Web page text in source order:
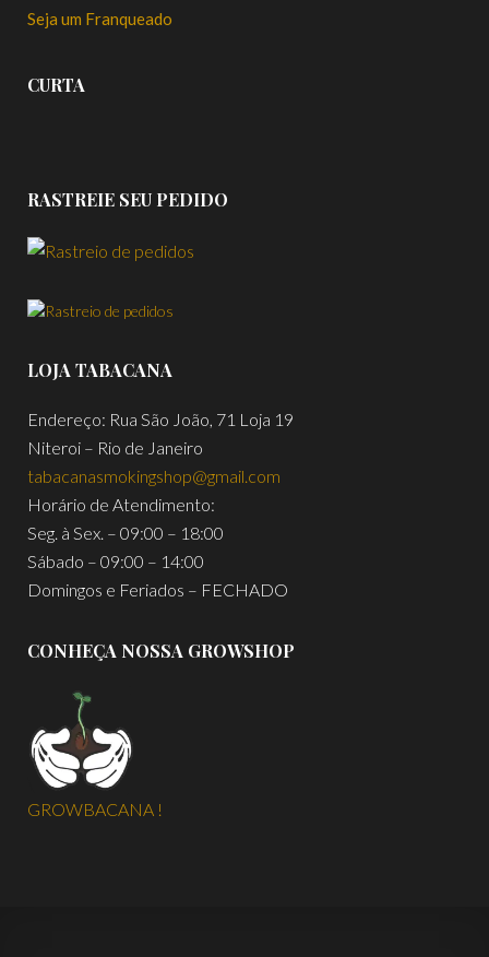
Seja um Franqueado
CURTA
RASTREIE SEU PEDIDO
LOJA TABACANA
Endereço: Rua São João, 71 Loja 19
Niteroi – Rio de Janeiro
tabacanasmokingshop@gmail.com
Horário de Atendimento:
Seg. à Sex. – 09:00 – 18:00
Sábado – 09:00 – 14:00
Domingos e Feriados – FECHADO
CONHEÇA NOSSA GROWSHOP
GROWBACANA !